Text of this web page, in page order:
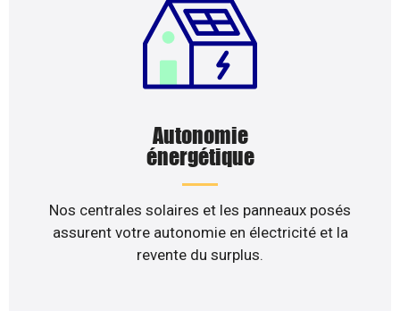
Autonomie
énergétique
Nos centrales solaires et les panneaux posés
assurent votre autonomie en électricité et la
revente du surplus.